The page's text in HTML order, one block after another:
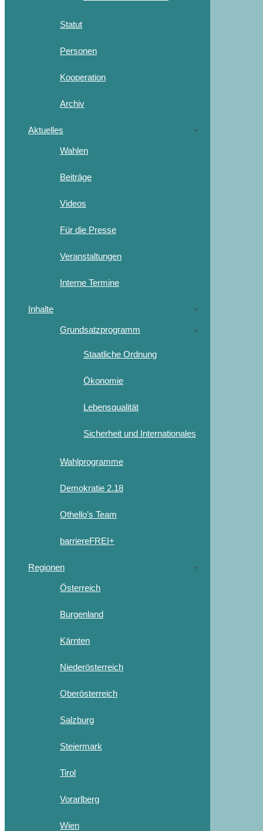
Statut
Personen
Kooperation
Archiv
Aktuelles
Wahlen
Beiträge
Videos
Für die Presse
Veranstaltungen
Interne Termine
Inhalte
Grundsatzprogramm
Staatliche Ordnung
Ökonomie
Lebensqualität
Sicherheit und Internationales
Wahlprogramme
Demokratie 2.18
Othello’s Team
barriereFREI+
Regionen
Österreich
Burgenland
Kärnten
Niederösterreich
Oberösterreich
Salzburg
Steiermark
Tirol
Vorarlberg
Wien